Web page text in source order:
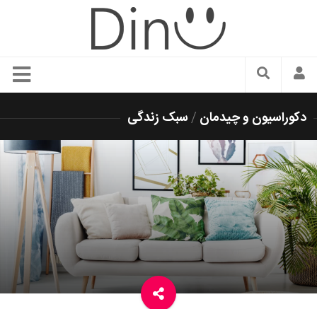
سبک زندگی
زیبایی و آرایش
شیک پوشی
دکوراسیون و چیدمان
رستوران گردی
آشپزی
سفر و گردشگری
دکوراسیون و چیدمان /سبک زندگی